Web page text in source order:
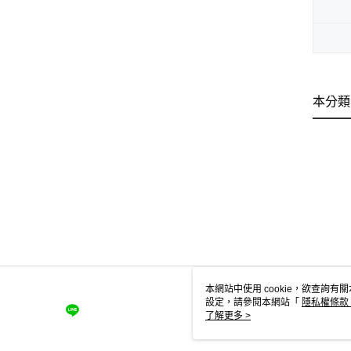
本分
本網站中使用 cookie，欲查詢有
設定，請參閱本網站「 隱私權條款
使用 cookie。
了解更多 >